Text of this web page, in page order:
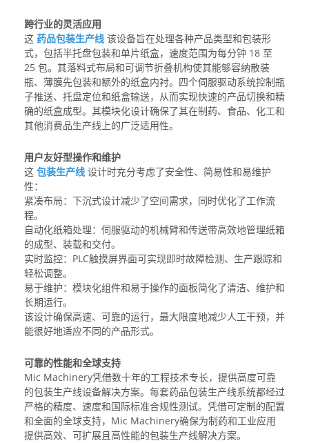
跨行业的灵活应用
这 药品包装生产线 该设备旨在处理各种产品类型和包装形
式，包括半托盘包装和单片纸盒，速度范围为每分钟 18 至
25 包。其落料式布局和可调节折叠机构使其能够容纳散装
瓶、薄膜先包装和额外的纸盒内衬。四个伺服驱动系统控制瓶
子推送、托盘定位和纸盒输送，从而实现快速的产品切换和精
确的纸盒成型。其模块化设计确保了其在制药、食品、化工和
其他消费品生产线上的广泛适用性。
用户友好型操作和维护
这 包装生产线 设计时充分考虑了安全性、简易性和易维护
性：
紧凑布局：下沉式设计减少了空间需求，同时优化了工作流
程。
自动化纸箱处理：伺服驱动的机械臂和传送带高效地管理纸箱
的成型、装载和交付。
实时监控：PLC触摸屏界面可实现即时故障检测、生产跟踪和
轻松调整。
易于维护：模块化组件和易于操作的面板简化了清洁、维护和
长期运行。
该设计确保高速、可靠的运行，最大限度地减少人工干预，并
能很好地适应不同的产品形式。
可靠的性能和全球支持
Mic Machinery凭借数十年的工程技术专长，提供高度可靠
的包装生产线设备解决方案。每套药品包装生产线系统都经过
严格的精度、速度和国际标准合规性测试。凭借可定制的配置
和全面的全球支持，Mic Machinery确保为制药和工业应用
提供高效、可扩展且高性能的包装生产线解决方案。